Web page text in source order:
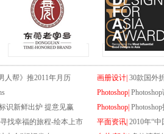
人帮》推2011年月历 画册设计| 30款国外
Photoshop|
识新鲜出炉 提意见赢 Photoshop|
找幸福的旅程-绘本上市 平面资讯| 2010年“